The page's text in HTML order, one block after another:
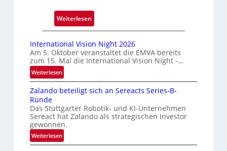
m
r
k
n
e
k
e
n
Weiterlesen:
A
t
o
a
t
s
r
International Vision Night 2026
Am 5. Oktober veranstaltet die EMVA bereits
zum 15. Mal die International Vision Night -…
Weiterlesen:
I
n
e
r
n
a
Zalando beteiligt sich an Sereacts Series-B-
Runde
Das Stuttgarter Robotik- und KI-Unternehmen
Sereact hat Zalando als strategischen Investor
gewonnen.
Weiterlesen:
Z